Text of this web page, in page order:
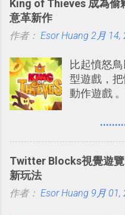
時帶來好心
享合作，讓
片？而且最
（或是沒有
提供了印
可以立即
之前我在
方便教學
King of Thieves 成為偷
意革新作
作者： Esor Huang 2月 14,
比起憤怒
型遊戲，
動作遊戲
次推出另
是另外一
ZeptoLab
Twitter Blocks視覺遊
新玩法
作者： Esor Huang 9月 01,